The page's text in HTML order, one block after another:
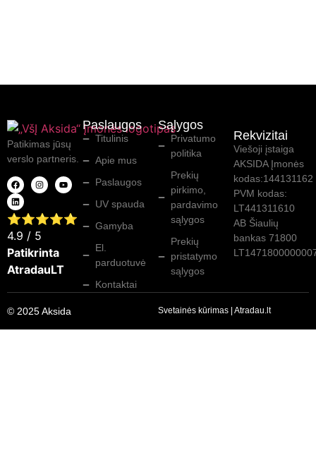
Patikimas jūsų
verslo partneris.
⭐⭐⭐⭐⭐
4.9 / 5
Patikrinta
AtradauLT
Paslaugos
Titulinis
Apie mus
Paslaugos
UV spauda
Gamyba
El.
parduotuvė
Kontaktai
Sąlygos
Privatumo
politika
Prekių
pirkimo,
pardavimo
sąlygos
Prekių
pristatymo
sąlygos
Rekvizitai
Viešoji įstaiga
AKSIDA Įmonės
kodas:144131162
PVM kodas:
LT441311610
AB Šiaulių
bankas 71800
© 2025 Aksida Svetainės kūrimas Atradau.lt